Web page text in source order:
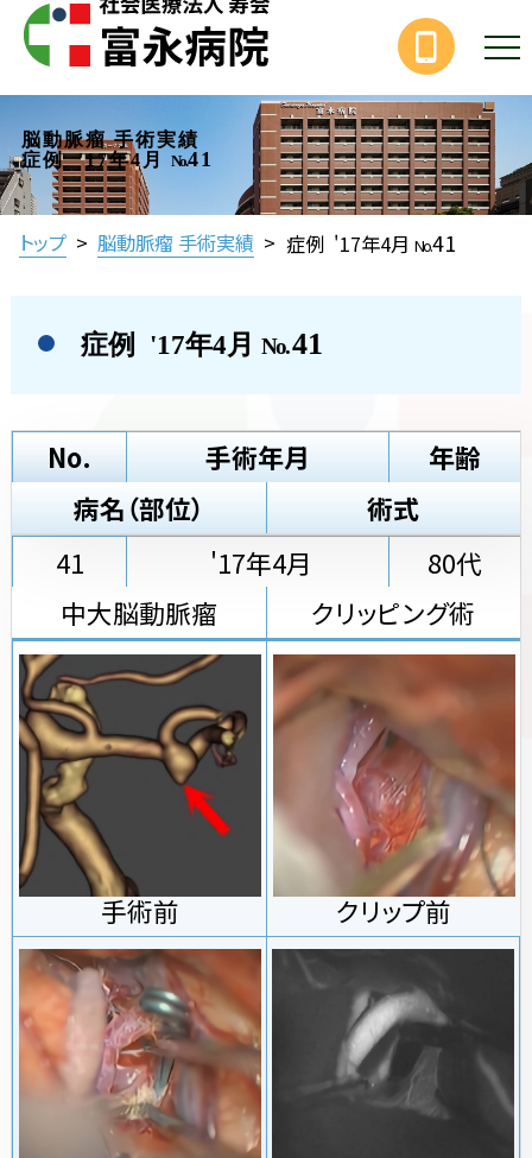
脳動脈瘤 手術実績
症例 '17年4月
No.41
トップ > 脳動脈瘤 手術実績 > 症例 '17年4月 No.41
症例 '17年4月 No.41
No. 手術年月
年齢
病名（部位）
術式
41
'17年4月
80代
中大脳動脈瘤
クリッピング術
手術前 クリップ前